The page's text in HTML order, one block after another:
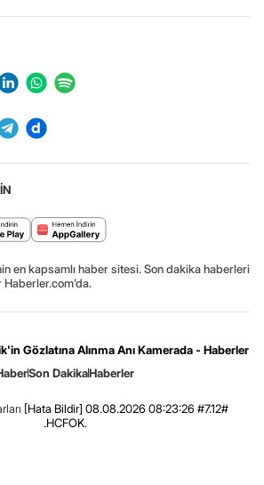
en kapsamlı haber sitesi. Son dakika haberleri
Gözlatına Alınma Anı Kamerada - Haberler
Son DakikaHaberler
[Hata Bildir] 08.08.2026 08:23:26 #7.12#
.HCFOK.